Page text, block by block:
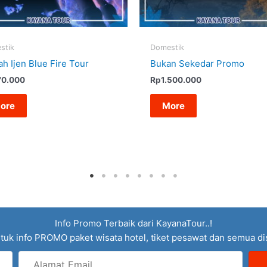
Ijen Blue Fire Tour
Domestik
Bukan Sekedar Promo
Rp1.500.000
More
Info Promo Terbaik dari KayanaTour..!
info PROMO paket wisata hotel, tiket pesawat dan semua